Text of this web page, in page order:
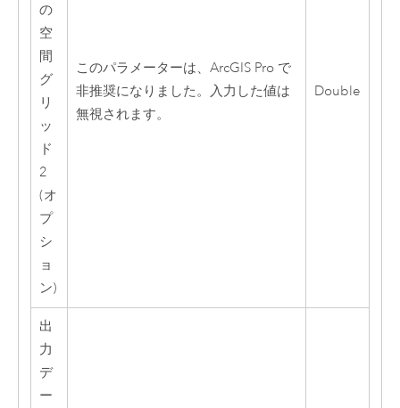
の
空
間
グ
リ
ッ
ド
2
(オ
プ
シ
ョ
ン)
このパラメーターは、 ArcGIS Proで
非推奨になりました。入力した値は
無視されます。
Double
出
力
デ
ー